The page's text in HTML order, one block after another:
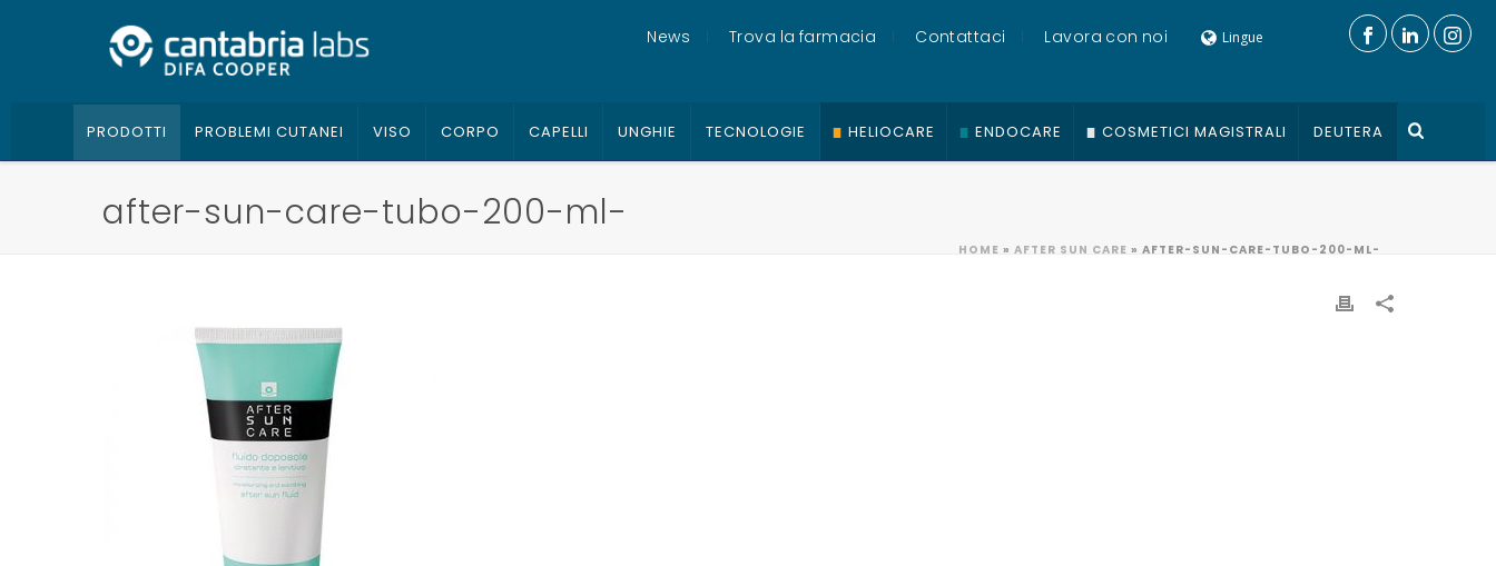
News Trova la farmacia Contattaci Lavora con noi Lingue
PRODOTTI PROBLEMI CUTANEI VISO CORPO CAPELLI UNGHIE TECNOLOGIE HELIOCARE ENDOCARE COSMETICI MAGISTRALI DEUTERA
after-sun-care-tubo-200-ml-
HOME » AFTER SUN CARE » AFTER-SUN-CARE-TUBO-200-ML-